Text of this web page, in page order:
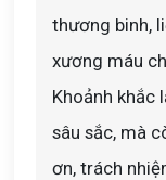
thương binh,
xương máu
Khoảnh khắc
sâu sắc, mà
ơn, trách